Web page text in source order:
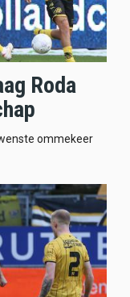
Roda
ommekeer